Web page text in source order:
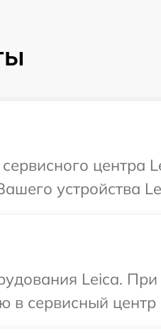
устройства
Leica. При
в сервисный центр